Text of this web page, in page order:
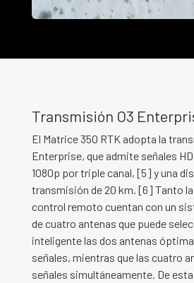
Transmisión O3
El Matrice 350 RTK adopta la
Enterprise, que admite señales
1080p por triple canal, [5] y una
transmisión de 20 km. [6] Tanto
control remoto cuentan con un
de cuatro antenas que puede
inteligente las dos antenas
señales, mientras que las cuatro
señales simultáneamente. De